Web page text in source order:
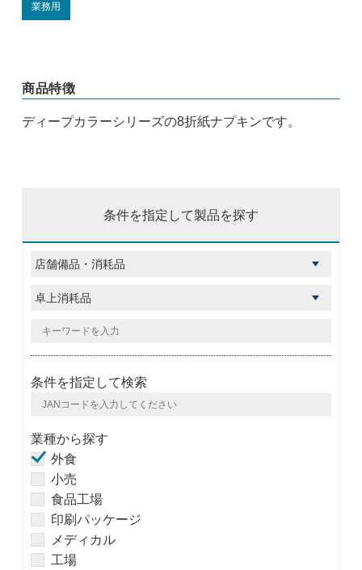
業務用
商品特徴
ディープカラーシリーズの8折紙ナプキンです。
条件を指定して製品を探す
条件を指定して検索
業種から探す
外食
小売
食品工場
印刷パッケージ
メディカル
工場